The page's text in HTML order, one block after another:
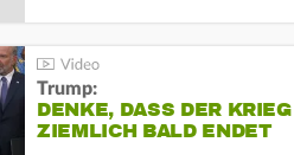
Trump:
DENKE, DASS DER KRIEG
ZIEMLICH BALD ENDET